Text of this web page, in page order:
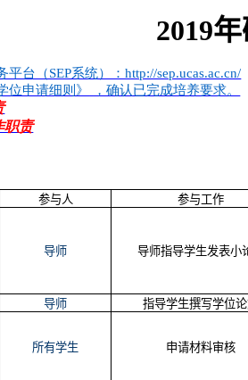
2019
平台（SEP系统）：http://sep.ucas.ac.cn/
位申请细则》
，确认已完成培养要求。
职责
参与人 参与工作
导师 导师指导学生发表小
导师 指导学生撰写学位
所有学生 申请材料审核